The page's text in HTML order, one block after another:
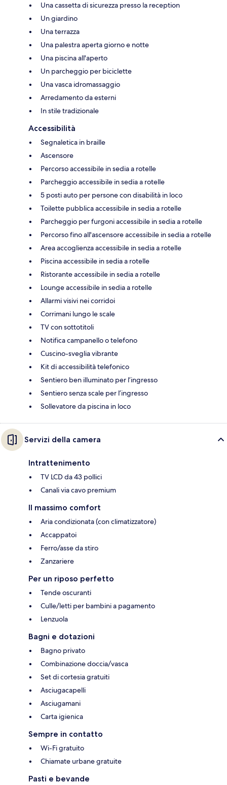
Una cassetta di sicurezza presso la reception
Un giardino
Una terrazza
Una palestra aperta giorno e notte
Una piscina all'aperto
Un parcheggio per biciclette
Una vasca idromassaggio
Arredamento da esterni
In stile tradizionale
Accessibilità
Segnaletica in braille
Ascensore
Percorso accessibile in sedia a rotelle
Parcheggio accessibile in sedia a rotelle
5 posti auto per persone con disabilità in loco
Toilette pubblica accessibile in sedia a rotelle
Parcheggio per furgoni accessibile in sedia a rotelle
Percorso fino all'ascensore accessibile in sedia a rotelle
Area accoglienza accessibile in sedia a rotelle
Piscina accessibile in sedia a rotelle
Ristorante accessibile in sedia a rotelle
Lounge accessibile in sedia a rotelle
Allarmi visivi nei corridoi
Corrimani lungo le scale
TV con sottotitoli
Notifica campanello o telefono
Cuscino-sveglia vibrante
Kit di accessibilità telefonico
Sentiero ben illuminato per l’ingresso
Sentiero senza scale per l’ingresso
Sollevatore da piscina in loco
Servizi della camera
Intrattenimento
TV LCD da 43 pollici
Canali via cavo premium
Il massimo comfort
Aria condizionata (con climatizzatore)
Accappatoi
Ferro/asse da stiro
Zanzariere
Per un riposo perfetto
Tende oscuranti
Culle/letti per bambini a pagamento
Lenzuola
Bagni e dotazioni
Bagno privato
Combinazione doccia/vasca
Set di cortesia gratuiti
Asciugacapelli
Asciugamani
Carta igienica
Sempre in contatto
Wi-Fi gratuito
Chiamate urbane gratuite
Pasti e bevande